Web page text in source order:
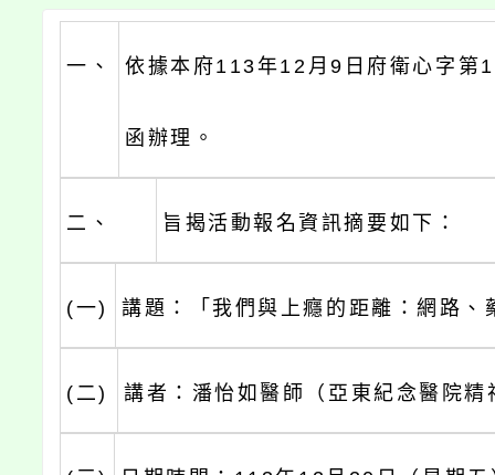
一、 依據本府113年12月9日府衛心字第
函辦理。
二、 旨揭活動報名資訊摘要如下：
(一) 講題：「我們與上癮的距離：網路、
(二) 講者：潘怡如醫師（亞東紀念醫院精